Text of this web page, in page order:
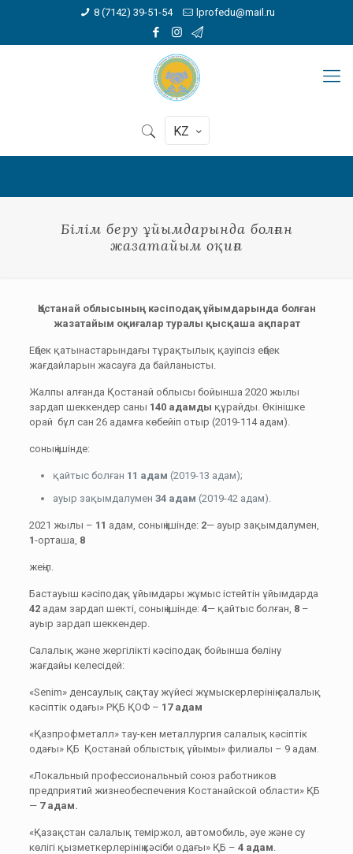
8 (7142) 39-51-54 lprofedu@mail.ru
KZ
Білім беру ұйымдарында болған
жазатайым оқиға
Қостанай облысының кәсіподақ ұйымдарында болған
жазатайым оқиғалар туралы қысқаша ақпарат
Еңбек қатынастарындағы тұрақтылық қауіпсіз еңбек
жағдайларын жасауға да байланысты.
Жалпы алғанда Қостанай облысы бойынша 2020 жылы
зардап шеккендер саны 140 адамды құрайды. Өкінішке
орай бұл сан 26 адамға көбейіп отыр (2019-114 адам).
соның ішінде:
қайтыс болған 11 адам (2019-13 адам);
ауыр зақымдалумен 34 адам (2019-42 адам).
2021 жылы – 11 адам, соның ішінде: 2— ауыр зақымдалумен,
1-орташа, 8
жеңіл.
Бастауыш кәсіподақ ұйымдары жұмыс істейтін ұйымдарда
42адам зардап шекті, соның ішінде: 4— қайтыс болған, 8–
ауыр зардап шеккендер.
Салалық және жергілікті кәсіподақ бойынша бөліну
жағдайы келесідей:
«Senim» денсаулық сақтау жүйесі жұмыскерлерінің салалық
кәсіптік одағы» РҚБ ҚОФ – 17 адам
«Қазпрофметалл» тау-кен металлургия салалық кәсіптік
одағы» ҚБ Қостанай облыстық ұйымы» филиалы – 9 адам.
«Локальный профессиональный союз работников
предприятий жизнеобеспечения Костанайской области» ҚБ
— 7 адам.
«Қазақстан салалық теміржол, автомобиль, әуе және су
көлігі қызметкерлерінің кәсіби одағы» ҚБ – 4 адам.